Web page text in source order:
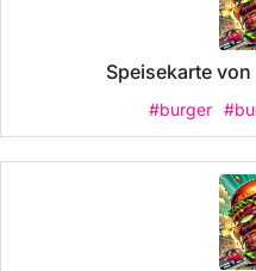
Speisekarte
#burger